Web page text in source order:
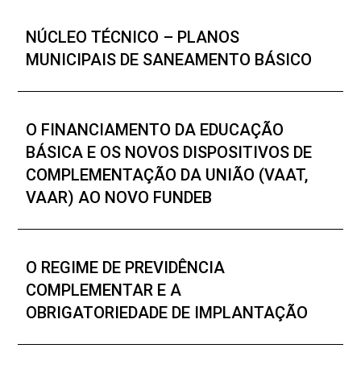
NÚCLEO TÉCNICO – PLANOS
MUNICIPAIS DE SANEAMENTO BÁSICO
O FINANCIAMENTO DA EDUCAÇÃO
BÁSICA E OS NOVOS DISPOSITIVOS DE
COMPLEMENTAÇÃO DA UNIÃO (VAAT,
VAAR) AO NOVO FUNDEB
O REGIME DE PREVIDÊNCIA
COMPLEMENTAR E A
OBRIGATORIEDADE DE IMPLANTAÇÃO